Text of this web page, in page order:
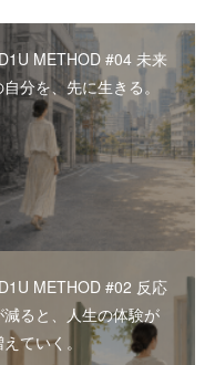
METHOD #04 未来
分を、先に生きる。
METHOD #02 反応
減ると、人生の体験が
ていく。